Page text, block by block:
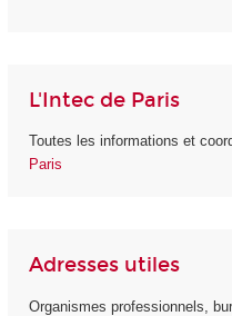
L'Intec de Paris
Toutes les informations et
Paris
Adresses utiles
Organismes professionnels,